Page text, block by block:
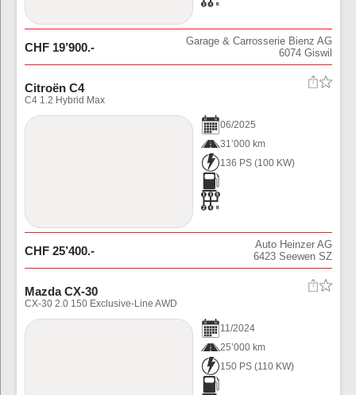
CHF 19’900.-
Garage & Carrosserie Bienz AG
6074 Giswil
Citroën C4
C4 1.2 Hybrid Max
06/2025
31’000 km
136 PS (100 KW)
CHF 25’400.-
Auto Heinzer AG
6423 Seewen SZ
Mazda CX-30
CX-30 2.0 150 Exclusive-Line AWD
11/2024
25’000 km
150 PS (110 KW)